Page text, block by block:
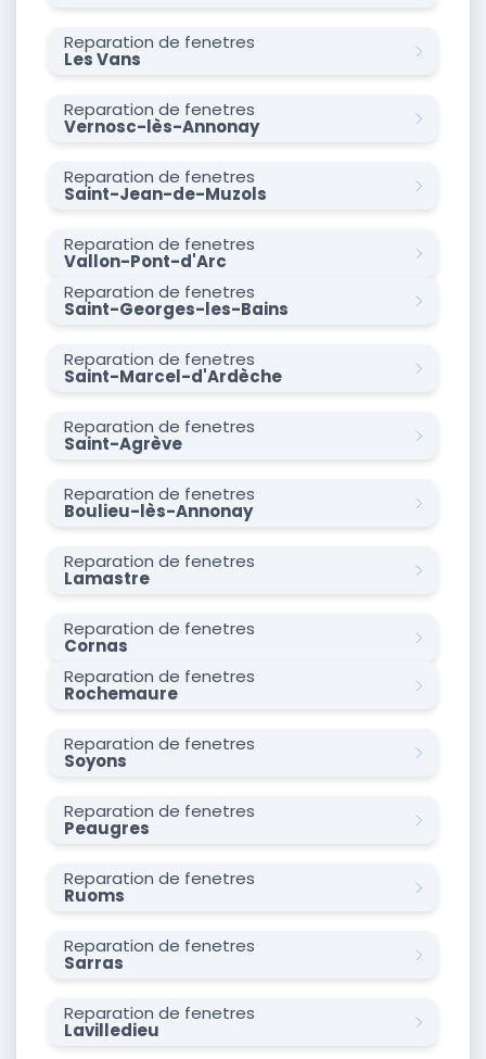
Reparation de fenetres
Les Vans
Reparation de fenetres
Vernosc-lès-Annonay
Reparation de fenetres
Saint-Jean-de-Muzols
Reparation de fenetres
Vallon-Pont-d'Arc
Reparation de fenetres
Saint-Georges-les-Bains
Reparation de fenetres
Saint-Marcel-d'Ardèche
Reparation de fenetres
Saint-Agrève
Reparation de fenetres
Boulieu-lès-Annonay
Reparation de fenetres
Lamastre
Reparation de fenetres
Cornas
Reparation de fenetres
Rochemaure
Reparation de fenetres
Soyons
Reparation de fenetres
Peaugres
Reparation de fenetres
Ruoms
Reparation de fenetres
Sarras
Reparation de fenetres
Lavilledieu